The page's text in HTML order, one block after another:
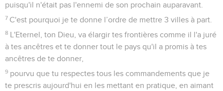
puisqu'il n'était pas l'ennemi de son prochain auparavant.
7 C'est pourquoi je te donne l’ordre de mettre 3 villes à part.
8 L'Eternel, ton Dieu, va élargir tes frontières comme il l'a juré
à tes ancêtres et te donner tout le pays qu'il a promis à tes
ancêtres de te donner,
9 pourvu que tu respectes tous les commandements que je
te prescris aujourd'hui en les mettant en pratique, en aimant